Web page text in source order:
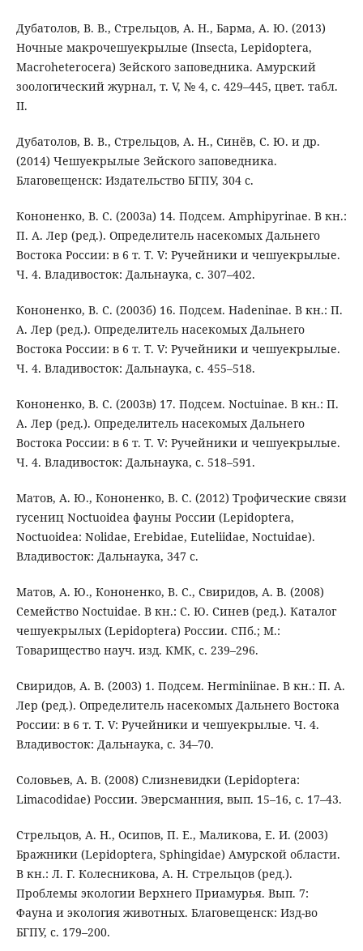
Дубатолов, В. В., Стрельцов, А. Н., Барма, А. Ю. (2013)
Ночные макрочешуекрылые (Insecta, Lepidoptera,
Macroheterocera) Зейского заповедника. Амурский
зоологический журнал, т. V, № 4, с. 429–445, цвет. табл.
II.
Дубатолов, В. В., Стрельцов, А. Н., Синёв, С. Ю. и др.
(2014) Чешуекрылые Зейского заповедника.
Благовещенск: Издательство БГПУ, 304 с.
Кононенко, В. С. (2003а) 14. Подсем. Amphipyrinae. В кн.:
П. А. Лер (ред.). Определитель насекомых Дальнего
Востока России: в 6 т. Т. V: Ручейники и чешуекрылые.
Ч. 4. Владивосток: Дальнаука, с. 307–402.
Кононенко, В. С. (2003б) 16. Подсем. Hadeninae. В кн.: П.
А. Лер (ред.). Определитель насекомых Дальнего
Востока России: в 6 т. Т. V: Ручейники и чешуекрылые.
Ч. 4. Владивосток: Дальнаука, с. 455–518.
Кононенко, В. С. (2003в) 17. Подсем. Noctuinae. В кн.: П.
А. Лер (ред.). Определитель насекомых Дальнего
Востока России: в 6 т. Т. V: Ручейники и чешуекрылые.
Ч. 4. Владивосток: Дальнаука, с. 518–591.
Матов, А. Ю., Кононенко, В. С. (2012) Трофические связи
гусениц Noctuoidea фауны России (Lepidoptera,
Noctuoidea: Nolidae, Erebidae, Euteliidae, Noctuidae).
Владивосток: Дальнаука, 347 с.
Матов, А. Ю., Кононенко, В. С., Свиридов, А. В. (2008)
Семейство Noctuidae. В кн.: С. Ю. Синев (ред.). Каталог
чешуекрылых (Lepidoptera) России. СПб.; М.:
Товарищество науч. изд. КМК, с. 239–296.
Свиридов, А. В. (2003) 1. Подсем. Herminiinae. В кн.: П. А.
Лер (ред.). Определитель насекомых Дальнего Востока
России: в 6 т. Т. V: Ручейники и чешуекрылые. Ч. 4.
Владивосток: Дальнаука, с. 34–70.
Соловьев, А. В. (2008) Слизневидки (Lepidoptera:
Limacodidae) России. Эверсманния, вып. 15–16, с. 17–43.
Стрельцов, А. Н., Осипов, П. Е., Маликова, Е. И. (2003)
Бражники (Lepidoptera, Sphingidae) Амурской области.
В кн.: Л. Г. Колесникова, А. Н. Стрельцов (ред.).
Проблемы экологии Верхнего Приамурья. Вып. 7:
Фауна и экология животных. Благовещенск: Изд-во
БГПУ, с. 179–200.